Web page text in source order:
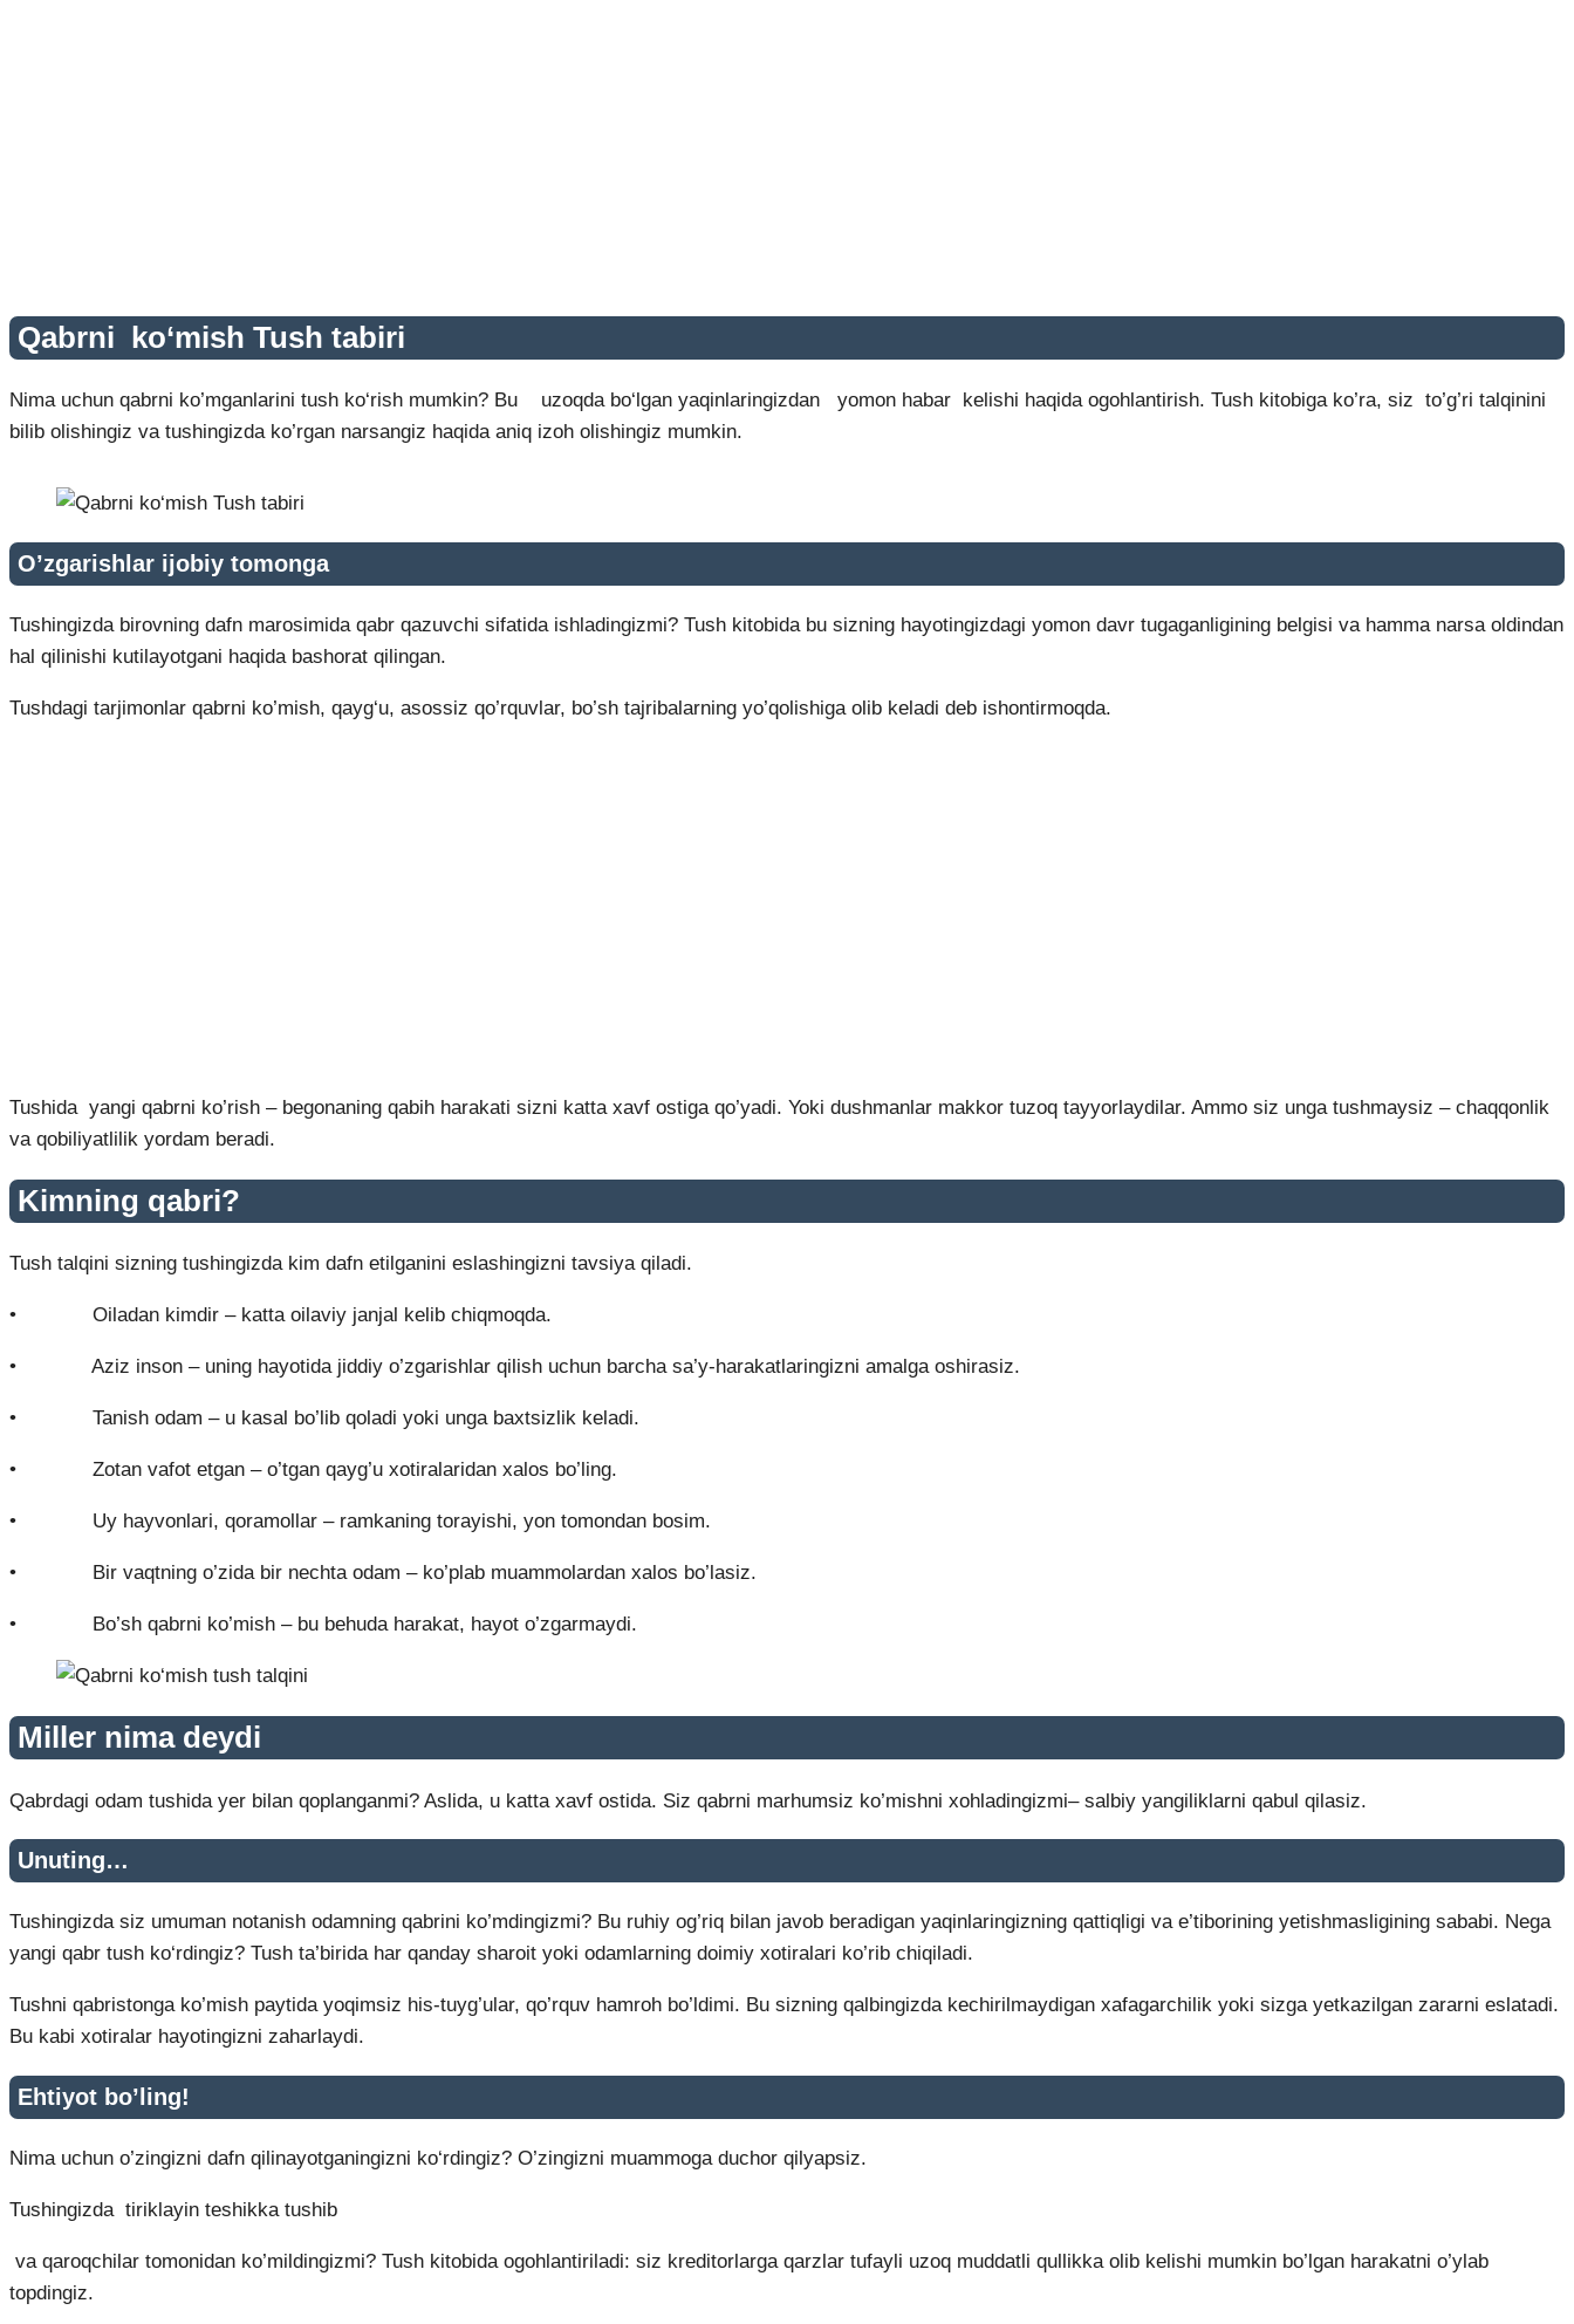
Qabrni ko‘mish Tush tabiri
Nima uchun qabrni ko’mganlarini tush ko‘rish mumkin? Bu uzoqda bo‘lgan yaqinlaringizdan yomon habar kelishi haqida ogohlantirish. Tush kitobiga ko’ra, siz to’g’ri talqinini
bilib olishingiz va tushingizda ko’rgan narsangiz haqida aniq izoh olishingiz mumkin.
O’zgarishlar ijobiy tomonga
Tushingizda birovning dafn marosimida qabr qazuvchi sifatida ishladingizmi? Tush kitobida bu sizning hayotingizdagi yomon davr tugaganligining belgisi va hamma narsa oldindan
hal qilinishi kutilayotgani haqida bashorat qilingan.
Tushdagi tarjimonlar qabrni ko’mish, qayg‘u, asossiz qo’rquvlar, bo’sh tajribalarning yo’qolishiga olib keladi deb ishontirmoqda.
Tushida yangi qabrni ko’rish – begonaning qabih harakati sizni katta xavf ostiga qo’yadi. Yoki dushmanlar makkor tuzoq tayyorlaydilar. Ammo siz unga tushmaysiz – chaqqonlik
va qobiliyatlilik yordam beradi.
Kimning qabri?
Tush talqini sizning tushingizda kim dafn etilganini eslashingizni tavsiya qiladi.
• Oiladan kimdir – katta oilaviy janjal kelib chiqmoqda.
• Aziz inson – uning hayotida jiddiy o’zgarishlar qilish uchun barcha sa’y-harakatlaringizni amalga oshirasiz.
• Tanish odam – u kasal bo’lib qoladi yoki unga baxtsizlik keladi.
• Zotan vafot etgan – o’tgan qayg’u xotiralaridan xalos bo’ling.
• Uy hayvonlari, qoramollar – ramkaning torayishi, yon tomondan bosim.
• Bir vaqtning o’zida bir nechta odam – ko’plab muammolardan xalos bo’lasiz.
• Bo’sh qabrni ko’mish – bu behuda harakat, hayot o’zgarmaydi.
Miller nima deydi
Qabrdagi odam tushida yer bilan qoplanganmi? Aslida, u katta xavf ostida. Siz qabrni marhumsiz ko’mishni xohladingizmi– salbiy yangiliklarni qabul qilasiz.
Unuting…
Tushingizda siz umuman notanish odamning qabrini ko’mdingizmi? Bu ruhiy og’riq bilan javob beradigan yaqinlaringizning qattiqligi va e’tiborining yetishmasligining sababi. Nega
yangi qabr tush ko‘rdingiz? Tush ta’birida har qanday sharoit yoki odamlarning doimiy xotiralari ko’rib chiqiladi.
Tushni qabristonga ko’mish paytida yoqimsiz his-tuyg’ular, qo’rquv hamroh bo’ldimi. Bu sizning qalbingizda kechirilmaydigan xafagarchilik yoki sizga yetkazilgan zararni eslatadi.
Bu kabi xotiralar hayotingizni zaharlaydi.
Ehtiyot bo’ling!
Nima uchun o’zingizni dafn qilinayotganingizni ko‘rdingiz? O’zingizni muammoga duchor qilyapsiz.
Tushingizda tiriklayin teshikka tushib
va qaroqchilar tomonidan ko’mildingizmi? Tush kitobida ogohlantiriladi: siz kreditorlarga qarzlar tufayli uzoq muddatli qullikka olib kelishi mumkin bo’lgan harakatni o’ylab
topdingiz.